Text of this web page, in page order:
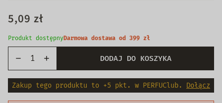
5,09 zł
Produkt dostępnyDarmowa dostawa od 399 zł
DODAJ DO KOSZYKA
Zakup tego produktu to +5 pkt. w PERFUClub. Dołącz